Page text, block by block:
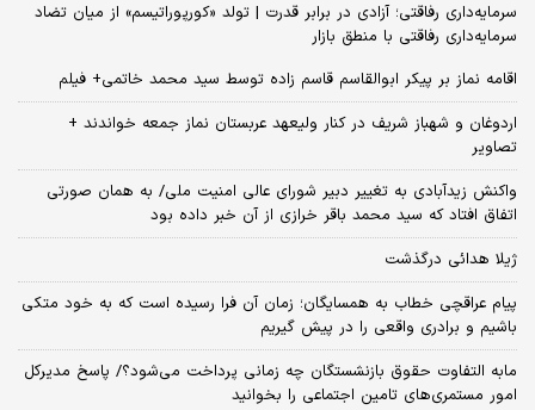
سرمایه‌داری رفاقتی؛ آزادی در برابر قدرت | تولد «کورپوراتیسم» از میان تضاد
سرمایه‌داری رفاقتی با منطق بازار
اقامه نماز بر پیکر ابوالقاسم قاسم زاده توسط سید محمد خاتمی+ فیلم
اردوغان و شهباز شریف در کنار ولیعهد عربستان نماز جمعه خواندند +
تصاویر
واکنش زیدآبادی به تغییر دبیر شورای عالی امنیت ملی/ به همان صورتی
اتفاق افتاد که سید محمد باقر خرازی از آن خبر داده بود
ژیلا هدائی درگذشت
پیام عراقچی خطاب به همسایگان؛ زمان آن فرا رسیده است که به خود متکی
باشیم و برادری واقعی را در پیش گیریم
مابه التفاوت حقوق بازنشستگان چه زمانی پرداخت می‌شود؟/ پاسخ مدیرکل
امور مستمری‌های تامین اجتماعی را بخوانید